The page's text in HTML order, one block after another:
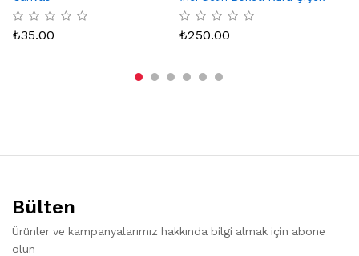
₺35.00 ₺250.00
Bülten
Ürünler ve kampanyalarımız hakkında bilgi almak için abone
olun